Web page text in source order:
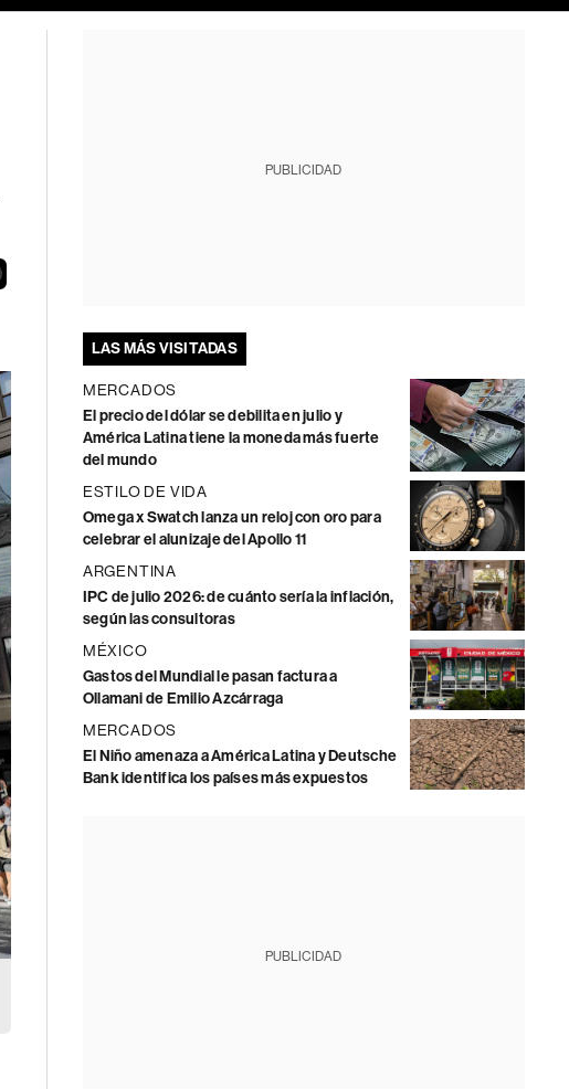
PUBLICIDAD
LAS MÁS VISITADAS
MERCADOS
El precio del dólar se debilita en julio y
América Latina tiene la moneda más fuerte
del mundo
ESTILO DE VIDA
Omega x Swatch lanza un reloj con oro para
celebrar el alunizaje del Apollo 11
ARGENTINA
IPC de julio 2026: de cuánto sería la inflación,
según las consultoras
MÉXICO
Gastos del Mundial le pasan factura a
Ollamani de Emilio Azcárraga
MERCADOS
El Niño amenaza a América Latina y Deutsche
Bank identifica los países más expuestos
PUBLICIDAD